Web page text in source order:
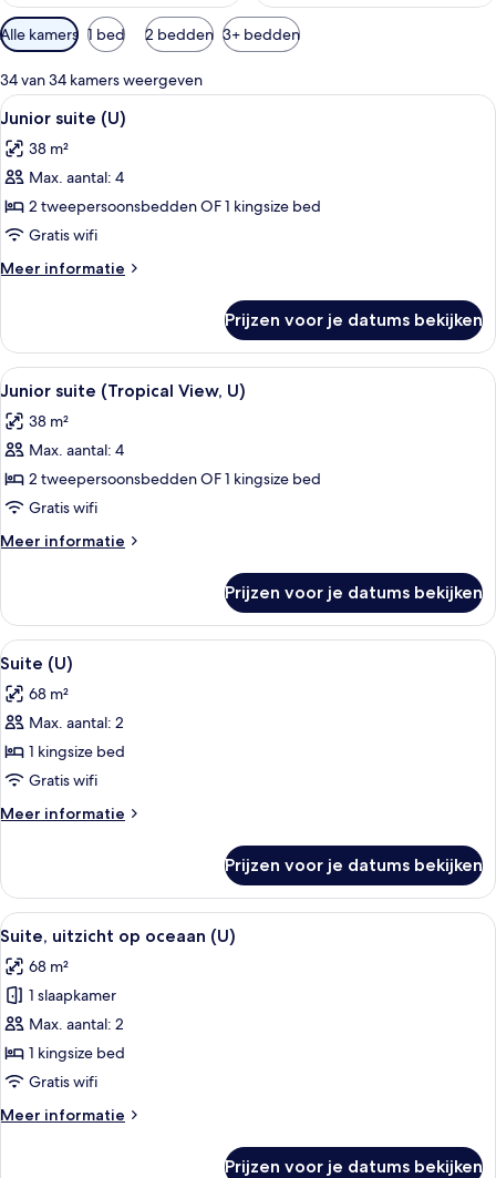
Beschikbare
filters
voor
kamers
Alle kamers 1 bed 2 bedden 3+ bedden
34 van 34 kamers weergeven
Alle
foto's
voor
Junior
suite
(U)
laden
Een hotelkamer met een groot bed,
4
Junior suite (U)
38 m²
Max. aantal: 4
2 tweepersoonsbedden OF 1 kingsize bed
Gratis wifi
Meer informatie
Meer
suite
(U)
Prijzen voor je datums bekijken
Alle
foto's
voor
Junior
suite
(Tropical
View,
U)
Een hotelkamer met een groot bed,
4
Junior suite (Tropical View, U)
38 m²
Max. aantal: 4
2 tweepersoonsbedden OF 1 kingsize bed
Gratis wifi
Meer informatie
Meer
suite
(Tropical
View,
Prijzen voor je datums bekijken
Alle
foto's
voor
Suite
(U)
laden
Een hotelkamer met een bed, een
4
Suite (U)
68 m²
Max. aantal: 2
1 kingsize bed
Gratis wifi
Meer informatie
Meer
(U)
Prijzen voor je datums bekijken
Alle
foto's
voor
Suite,
uitzicht
op
oceaan
laden
Een hotelkamer met een bed, een
4
Suite, uitzicht op oceaan (U)
68 m²
1 slaapkamer
Max. aantal: 2
1 kingsize bed
Gratis wifi
Meer informatie
Meer
Prijzen voor je datums bekijken